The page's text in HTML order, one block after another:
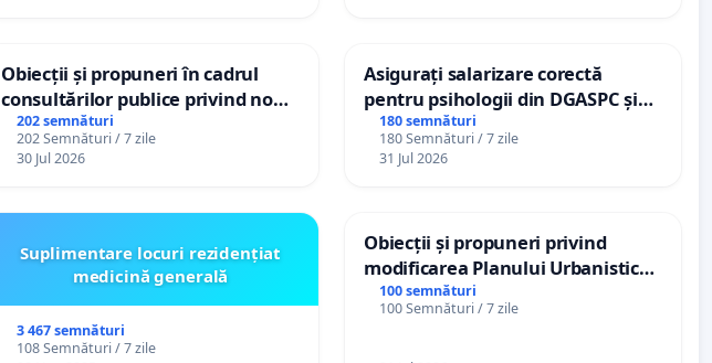
Obiecții și propuneri în cadrul
consultărilor publice privind noul
Plan Urbanistic General (PUG)
Ialoveni
202 semnături
202 Semnături / 7 zile
30 Jul 2026
Asigurați salarizare corectă
pentru psihologii din DGASPC și
spitale
180 semnături
180 Semnături / 7 zile
31 Jul 2026
Suplimentare locuri rezidențiat
medicină generală
3 467 semnături
108 Semnături / 7 zile
Obiecții și propuneri privind
modificarea Planului Urbanistic
General al orașului Ialoveni
100 semnături
100 Semnături / 7 zile